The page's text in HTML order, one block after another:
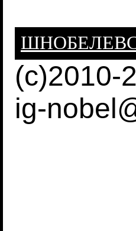
(c)2010-
ig-